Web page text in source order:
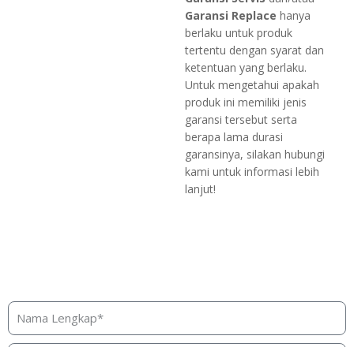
Garansi Replace hanya
berlaku untuk produk
tertentu dengan syarat dan
ketentuan yang berlaku.
Untuk mengetahui apakah
produk ini memiliki jenis
garansi tersebut serta
berapa lama durasi
garansinya, silakan hubungi
kami untuk informasi lebih
lanjut!